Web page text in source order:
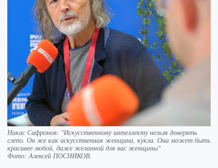
Никас Сафронов: "Искусственному интеллекту нельзя доверять
слепо. Он же как искусственная женщина, кукла. Она может быть
красивее любой, даже желанной для вас женщины"
Фото:Алексей ПОСНИКОВ.